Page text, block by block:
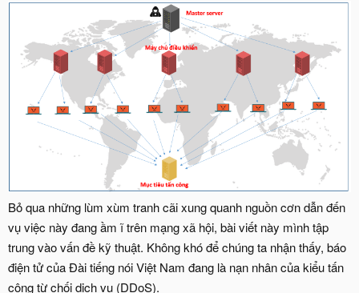
Bỏ qua những lùm xùm tranh cãi xung quanh nguồn cơn dẫn đến
vụ việc này đang ầm ĩ trên mạng xã hội, bài viết này mình tập
trung vào vấn đề kỹ thuật. Không khó để chúng ta nhận thấy, báo
điện tử của Đài tiếng nói Việt Nam đang là nạn nhân của kiểu tấn
công từ chối dịch vụ (DDoS).